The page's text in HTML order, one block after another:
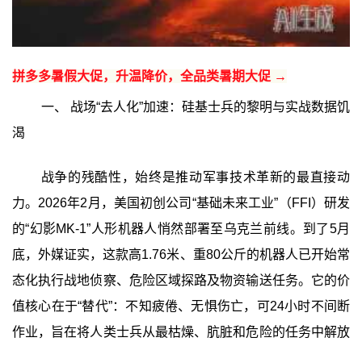
拼多多暑假大促，升温降价，全品类暑期大促 →
一、 战场“去人化”加速：硅基士兵的黎明与实战数据饥
渴
战争的残酷性，始终是推动军事技术革新的最直接动
力。2026年2月，美国初创公司“基础未来工业”（FFI）研发
的“幻影MK-1”人形机器人悄然部署至乌克兰前线。到了5月
底，外媒证实，这款高1.76米、重80公斤的机器人已开始常
态化执行战地侦察、危险区域探路及物资输送任务。它的价
值核心在于“替代”：不知疲倦、无惧伤亡，可24小时不间断
作业，旨在将人类士兵从最枯燥、肮脏和危险的任务中解放